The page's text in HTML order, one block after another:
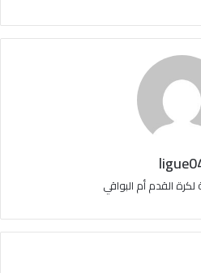
لكرة القدم أم البواقي